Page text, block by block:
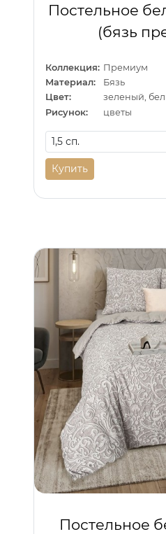
Постельное
(бязь
Коллекция: Премиум
Материал:
Бязь
Цвет:
зеленый,
Рисунок:
цветы
Купить
Постельное